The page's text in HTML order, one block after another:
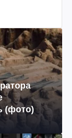
(фото)